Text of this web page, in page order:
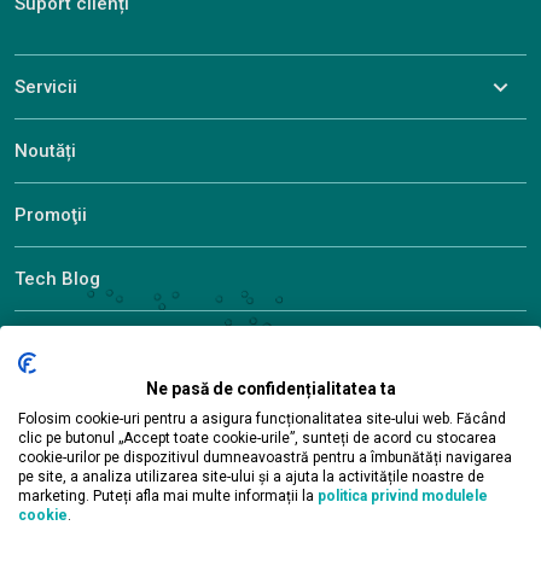
Servicii
Noutăți
Promoţii
Tech Blog
© 2026 ALEF Group. All rights reserved
Ne pasă de confidențialitatea ta
Folosim cookie-uri pentru a asigura funcționalitatea site-ului web. Făcând
clic pe butonul „Accept toate cookie-urile”, sunteți de acord cu stocarea
cookie-urilor pe dispozitivul dumneavoastră pentru a îmbunătăți navigarea
pe site, a analiza utilizarea site-ului și a ajuta la activitățile noastre de
marketing. Puteți afla mai multe informații la politica privind modulele
cookie.